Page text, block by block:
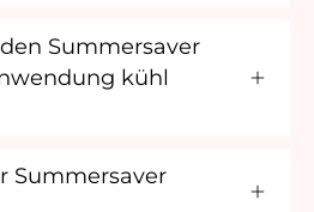
Summersaver
kühl
Summersaver